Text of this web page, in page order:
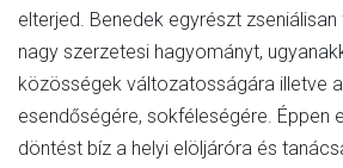
elterjed. Benedek egyrészt
nagy szerzetesi hagyományt,
közösségek változatosságára illetve
esendőségére, sokféleségére. Éppen
döntést bíz a helyi elöljáróra és